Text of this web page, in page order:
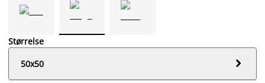
Størrelse
50x50
